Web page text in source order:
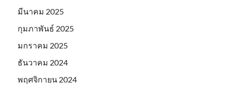
มีนาคม 2025
กุมภาพันธ์ 2025
มกราคม 2025
ธันวาคม 2024
พฤศจิกายน 2024